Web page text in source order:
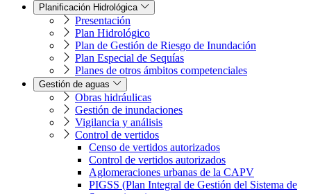
Planificación Hidrológica
Presentación
Plan Hidrológico
Plan de Gestión de Riesgo de Inundación
Plan Especial de Sequías
Planes de otros ámbitos competenciales
Gestión de aguas
Obras hidráulicas
Gestión de inundaciones
Vigilancia y análisis
Control de vertidos
Censo de vertidos autorizados
Control de vertidos autorizados
Aglomeraciones urbanas de la CAPV
PIGSS (Plan Integral de Gestión del Sistema de